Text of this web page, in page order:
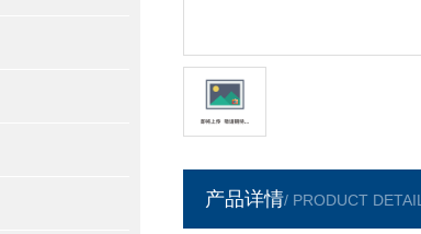
产品详情/ PRODUCT DETAIL